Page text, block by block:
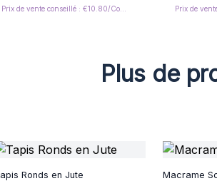
Plus de
Ronds en Jute
Macrame